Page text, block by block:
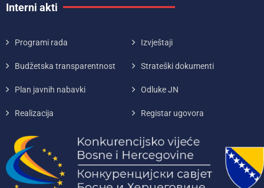
Interni akti
Programi rada Izvještaji
Budžetska transparentnost Strateški dokumenti
Plan javnih nabavki Odluke JN
Realizacija Registar ugovora